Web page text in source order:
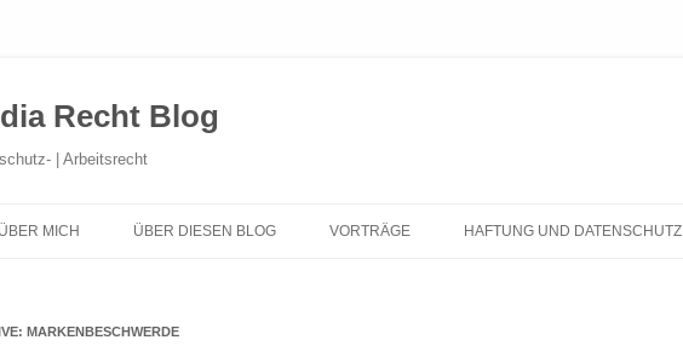
Recht Blog
| Arbeitsrecht
Inhalt
ÜBER MICH ÜBER DIESEN BLOG VORTRÄGE HAFTUNG UND DATENSCHUTZ
MARKENBESCHWERDE